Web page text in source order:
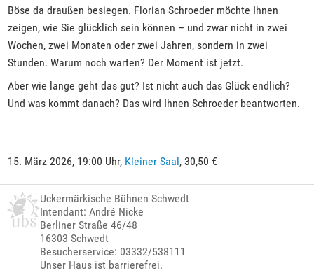
Böse da draußen besiegen. Florian Schroeder möchte Ihnen
zeigen, wie Sie glücklich sein können – und zwar nicht in zwei
Wochen, zwei Monaten oder zwei Jahren, sondern in zwei
Stunden. Warum noch warten? Der Moment ist jetzt.
Aber wie lange geht das gut? Ist nicht auch das Glück endlich?
Und was kommt danach? Das wird Ihnen Schroeder beantworten.
15. März 2026, 19:00 Uhr, Kleiner Saal, 30,50 €
Uckermärkische Bühnen Schwedt
Intendant: André Nicke
Berliner Straße 46/48
16303 Schwedt
Besucherservice: 03332/538111
Unser Haus ist barrierefrei.